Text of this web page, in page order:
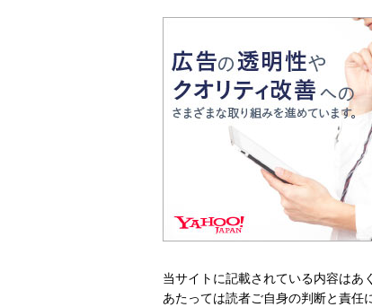
当サイトに記載されている内容はあ
あたっては読者ご自身の判断と責任